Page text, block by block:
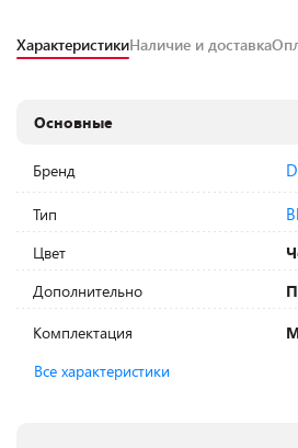
ХарактеристикиНаличие и доставка
Основные
Бренд
Тип
Цвет
Дополнительно
Комплектация
Все характеристики